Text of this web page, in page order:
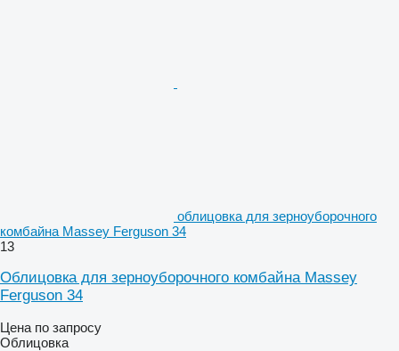
облицовка для зерноуборочного
комбайна Massey Ferguson 34
13
Облицовка для зерноуборочного комбайна Massey
Ferguson 34
Цена по запросу
Облицовка